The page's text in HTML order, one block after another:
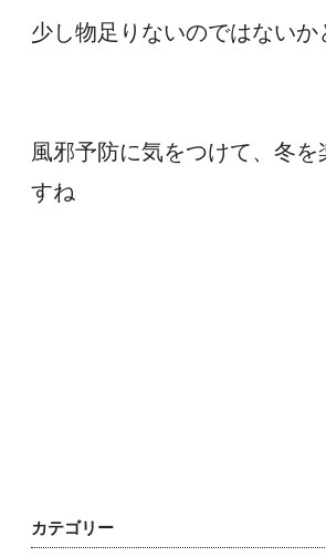
少し物足りないのではないか
風邪予防に気をつけて、冬
すね
カテゴリー